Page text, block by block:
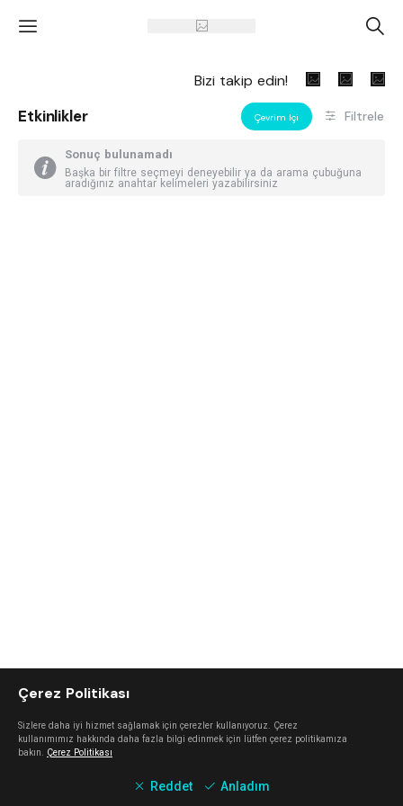
' A
Bizi takip edin!
Etkinlikler Çevrim Içi Filtrele
Sonuç bulunamadı
Başka bir filtre seçmeyi deneyebilir ya da arama çubuğuna
aradığınız anahtar kelimeleri yazabilirsiniz
Çerez Politikası
Sizlere daha iyi hizmet sağlamak için çerezler kullanıyoruz. Çerez
kullanımımız hakkında daha fazla bilgi edinmek için lütfen çerez politikamıza
bakın. Çerez Politikası
Reddet Anladım